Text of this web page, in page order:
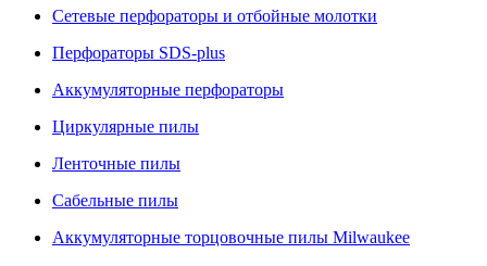
Сетевые перфораторы и отбойные молотки
Перфораторы SDS-plus
Аккумуляторные перфораторы
Циркулярные пилы
Ленточные пилы
Сабельные пилы
Аккумуляторные торцовочные пилы Milwaukee